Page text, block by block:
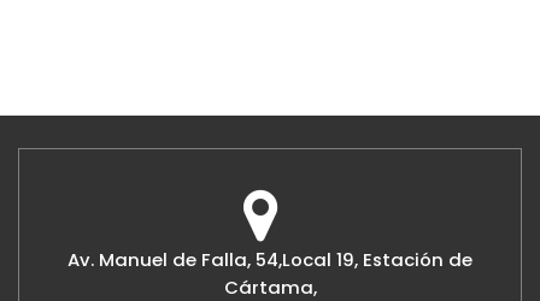
Av. Manuel de Falla, 54,Local 19, Estación de
Cártama,